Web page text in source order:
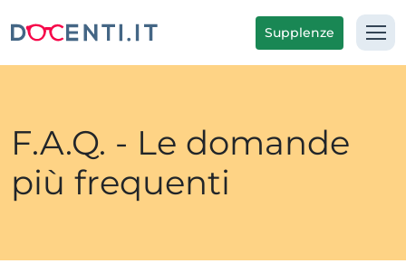
Supplenze
F.A.Q. - Le domande
più frequenti